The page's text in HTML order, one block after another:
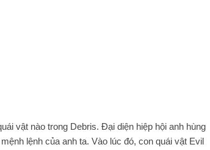
vật nào trong Debris. Đại diện hiệp hội anh hùng
lệnh của anh ta. Vào lúc đó, con quái vật Evil